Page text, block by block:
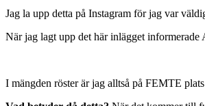
Jag la upp detta på Instagram för jag var
När jag lagt upp det här inlägget
I mängden röster är jag alltså på FEMTE